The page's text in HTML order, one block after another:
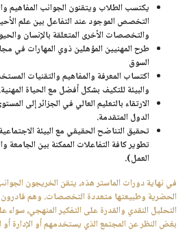
يكتسب الطلاب ويتقنون الجوانب المفاهيم
التخصص الموجود عند التفاعل بين علم
والتخصصات الأخرى المتعلقة بالإنسان
طرح المهنيين المؤهلين ذوي المهارات في
السوق
اكتساب المعرفة والمفاهيم والتقنيات
والبيئة للتكيف بشكل أفضل مع الحياة المهنية.
الارتقاء بالتعليم العالي في الجزائر إلى
الدول المتقدمة.
تحقيق التناضح الحقيقي مع البيئة
تطوير كافة التفاعلات الممكنة بين الجامعة
العمل).
في نهاية دورات الماستر هذه، يتقن الخريجون الجوانب
الحضرية وطبيعتها متعددة التخصصات. وهم قادرون
التحليل النقدي والقدرة على التفكير المنهجي، سواء
بغض النظر عن المجتمع الذي يستخدمهم أو الإدارة أو